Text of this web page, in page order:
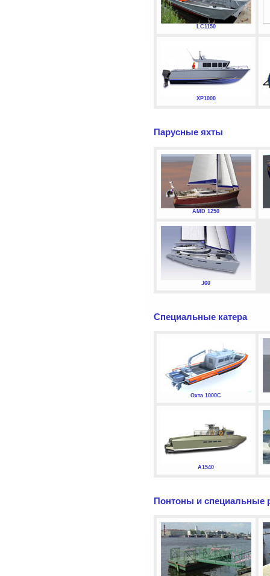
LC1150
XP1000
Парусные яхты
AMD 1250
J60
Специальные катера
Охта 1000С
А1540
Понтоны и специальные